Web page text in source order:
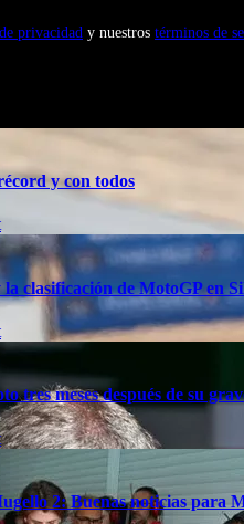
privacidad y nuestros términos de
y con todos
clasificación de MotoGP en
tres meses después de su
2: Buenas noticias para